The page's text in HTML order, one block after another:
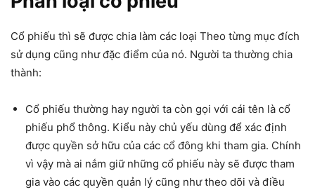
Cổ phiếu thì sẽ được chia làm các loại Theo từng mục đích
sử dụng cũng như đặc điểm của nó. Người ta thường chia
thành:
Cổ phiếu thường hay người ta còn gọi với cái tên là cổ
phiếu phổ thông. Kiểu này chủ yếu dùng để xác định
được quyền sở hữu của các cổ đông khi tham gia. Chính
vì vậy mà ai nắm giữ những cổ phiếu này sẽ được tham
gia vào các quyền quản lý cũng như theo dõi và điều